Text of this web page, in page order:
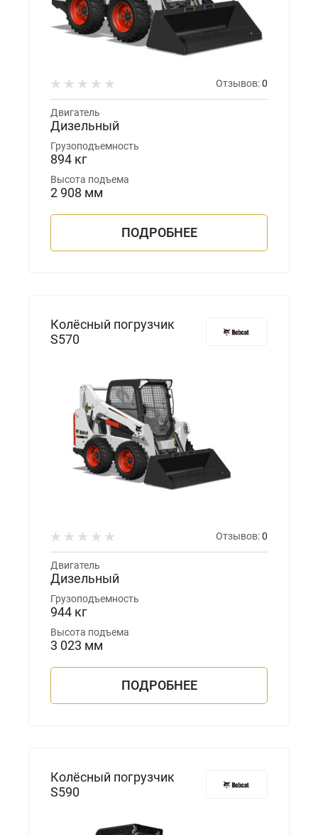
Отзывов:0
Двигатель
Дизельный
Грузоподъемность
894 кг
Высота подъема
2 908 мм
ПОДРОБНЕЕ
Колёсный погрузчик
S570
Отзывов:0
Двигатель
Дизельный
Грузоподъемность
944 кг
Высота подъема
3 023 мм
ПОДРОБНЕЕ
Колёсный погрузчик
S590